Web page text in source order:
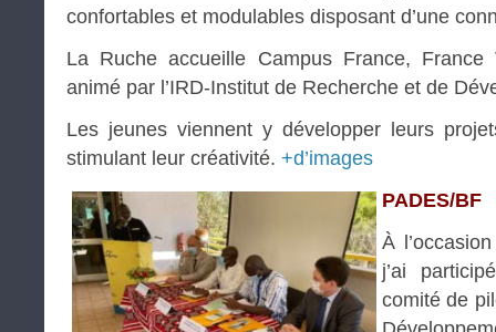
confortables et modulables disposant d’une
La Ruche accueille Campus France,
animé par l’IRD-Institut de Recherche et de
Les jeunes viennent y développer leurs
stimulant leur créativité. +d’images
PADES/BF
À
j’ai
comité de